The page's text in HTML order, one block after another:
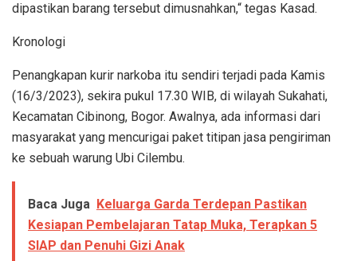
dipastikan barang tersebut dimusnahkan,“ tegas Kasad.
Kronologi
Penangkapan kurir narkoba itu sendiri terjadi pada Kamis
(16/3/2023), sekira pukul 17.30 WIB, di wilayah Sukahati,
Kecamatan Cibinong, Bogor. Awalnya, ada informasi dari
masyarakat yang mencurigai paket titipan jasa pengiriman
ke sebuah warung Ubi Cilembu.
Baca Juga Keluarga Garda Terdepan Pastikan
Kesiapan Pembelajaran Tatap Muka, Terapkan 5
SIAP dan Penuhi Gizi Anak